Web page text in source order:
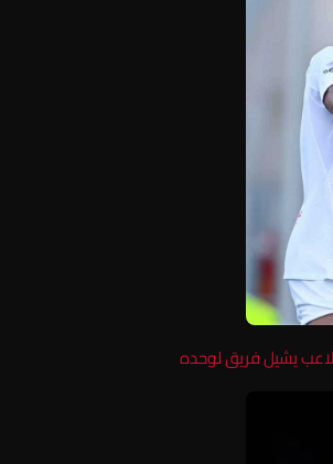
يشيل فريق لوحده